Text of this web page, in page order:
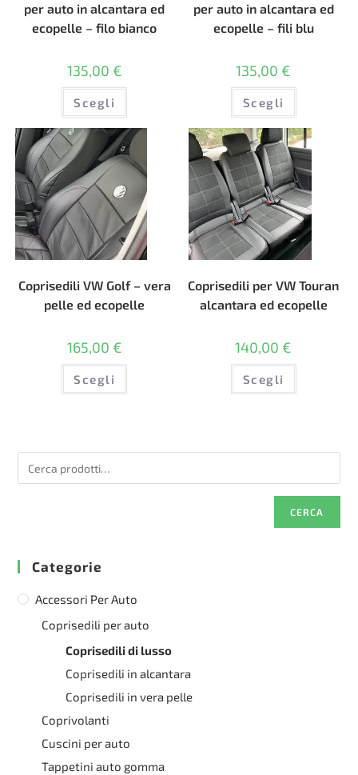
per auto in alcantara ed
ecopelle – filo bianco
135,00 €
Scegli
Questo
ha
più
varianti.
Le
opzioni
possono
essere
scelte
nella
pagina
del
prodotto
per auto in alcantara ed
ecopelle – fili blu
135,00 €
Scegli
Questo
ha
più
varianti.
Le
opzioni
possono
essere
scelte
nella
pagina
del
prodotto
Coprisedili VW Golf – vera
pelle ed ecopelle
165,00 €
Scegli
Questo
nella
Coprisedili per VW Touran
alcantara ed ecopelle
140,00 €
Scegli
Questo
ha
nella
prodotto
CERCA
Categorie
Accessori Per Auto
Coprisedili per auto
Coprisedili di lusso
Coprisedili in alcantara
Coprisedili in vera pelle
Coprivolanti
Cuscini per auto
Tappetini auto gomma